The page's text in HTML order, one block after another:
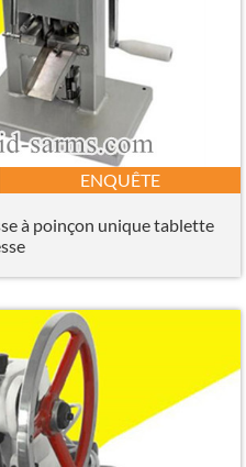
ENQUÊTE
à poinçon unique tablette